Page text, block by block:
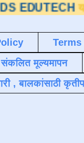
या शैक्षणिक
मूल्यमापन
, बालकांसाठी